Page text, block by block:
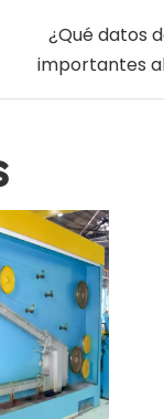
¿Qué datos
importantes